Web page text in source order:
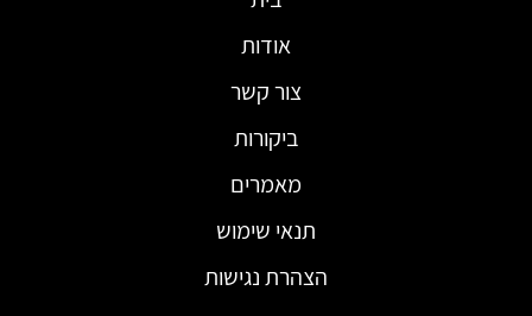
אודות
צור קשר
ביקורות
מאמרים
תנאי שימוש
הצהרת נגישות